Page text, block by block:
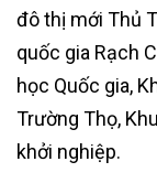
đô thị mới Thủ
quốc gia Rạch
học Quốc gia,
Trường Thọ,
khởi nghiệp.